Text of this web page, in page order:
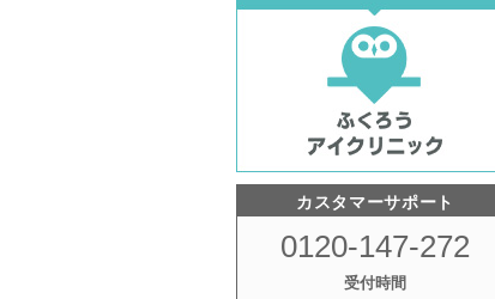
カスタマーサポート
0120-147-272
受付時間